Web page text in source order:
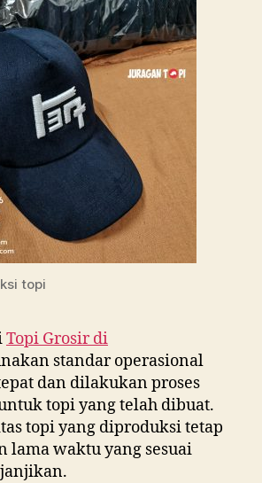
topi
Topi Grosir di
standar operasional
dan dilakukan proses
topi yang telah dibuat.
topi yang diproduksi tetap
lama waktu yang sesuai